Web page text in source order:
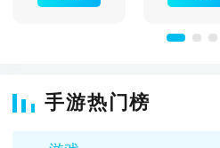
手游热门榜